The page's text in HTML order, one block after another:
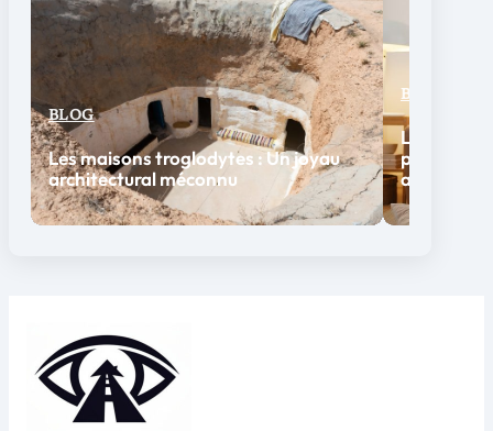
BLOG
Les maisons troglodytes : Un joyau
architectural méconnu
BLOG
Le bureau
peu